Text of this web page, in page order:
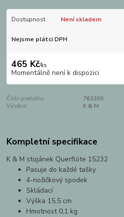
Dostupnost Není skladem
Nejsme plátci DPH
465 Kč/ks
Momentálně není k dispozici
Číslo produktu:
762200
Výrobce:
K & M
Kompletní specifikace
K & M stojánek Querflöte 15232
Pasuje do každé tašky
4-nožičkový spodek
Skládací
Výška 15,5 cm
Hmotnost 0,1 kg